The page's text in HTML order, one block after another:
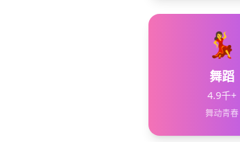
💃
舞蹈
4.9千+
舞动青春